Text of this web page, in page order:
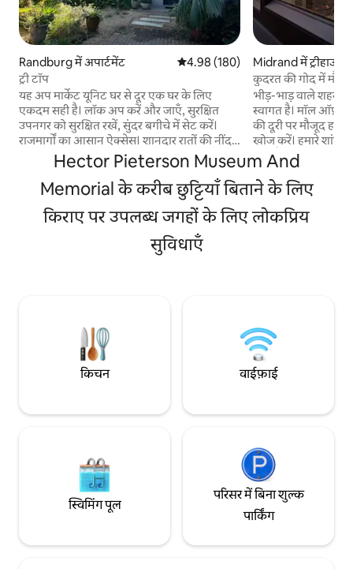
Randburg में अपार्टमेंट औसत रेटिंग 5 में से 4.98, 180 समीक्षाएँ
4.98 (180)
ट्री टॉप
यह अप मार्केट यूनिट घर से दूर एक घर के लिए
एकदम सही है। लॉक अप करें और जाएँ, सुरक्षित
उपनगर को सुरक्षित रखें, सुंदर बगीचे में सेट करें।
राजमार्गों का आसान ऐक्सेस। शानदार रातों की नींद
के लिए आरामदायक किंग साइज़ बेड। छोटी या लंबी
अवधि के लिए किराए पर देने, ठहरने की जगह, जश्न
मनाने या व्यावसायिक यात्रा के लिए उपयुक्त। रविवार
और सार्वजनिक छुट्टियों को छोड़कर रोज़ाना सेवा की
जाती है! यूनिट में एक पार्किंग बे है। लोड शेडिंग के
दौरान लाइटें, टीवी और वाईफ़ाई उपलब्ध हैं! प्रॉपर्टी
में शुद्ध पानी के साथ एक बोरहोल है। यूनिट में एक
Midrand में ट्रीहाउस
कुदरत की गोद में मौजूद
लिस्टिंग
भीड़-भाड़ वाले शहर
स्वागत है। मॉल ऑफ़
की दूरी पर मौजूद
खोज करें। हमारे शांत
लिए तैयार हो जाएँ,
जाएँगे और पक्षियों की
- एक खूबसूरत बेडरूम,
दिखता है! हमारा
है, इसमें मुफ़्त पार्किंग
Hector Pieterson Museum And
Memorial के करीब छुट्टियाँ बिताने के लिए
किराए पर उपलब्ध जगहों के लिए लोकप्रिय
सुविधाएँ
किचन वाईफ़ाई
स्विमिंग पूल
परिसर में बिना शुल्क
पार्किंग